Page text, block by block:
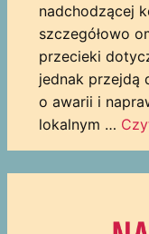
nadchodzącej
szczegółowo
przecieki
jednak przejdą
o awarii i
lokalnym …